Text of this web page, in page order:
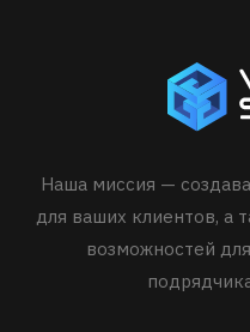
Наша миссия —
для ваших клиентов, а
возможностей